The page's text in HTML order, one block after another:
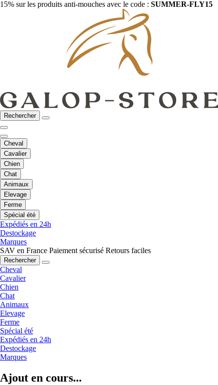
15% sur les produits anti-mouches avec le code : SUMMER-FLY15
Rechercher
Cheval
Cavalier
Chien
Chat
Animaux
Elevage
Ferme
Spécial été
Expédiés en 24h
Destockage
Marques
SAV en France Paiement sécurisé Retours faciles
Rechercher
Cheval
Cavalier
Chien
Chat
Animaux
Elevage
Ferme
Spécial été
Expédiés en 24h
Destockage
Marques
Ajout en cours...